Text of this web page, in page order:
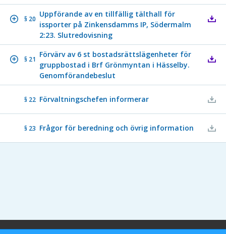
§ 20
Uppförande av en tillfällig tälthall för
issporter på Zinkensdamms IP, Södermalm
2:23. Slutredovisning
§ 21
Förvärv av 6 st bostadsrättslägenheter för
gruppbostad i Brf Grönmyntan i Hässelby.
Genomförandebeslut
§ 22 Förvaltningschefen informerar
§ 23 Frågor för beredning och övrig information